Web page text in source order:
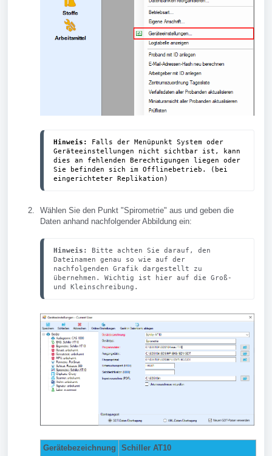
Hinweis:
Falls der Menüpunkt System oder
Geräteeinstellungen nicht sichtbar ist, kann
dies an fehlenden Berechtigungen liegen oder
Sie befinden sich im Offlinebetrieb. (bei
eingerichteter Replikation)
Wählen Sie den Punkt "Spirometrie" aus und geben die
Daten anhand nachfolgender Abbildung ein:
Hinweis:
Bitte achten Sie darauf, den
Dateinamen genau so wie auf der
nachfolgenden Grafik dargestellt zu
übernehmen. Wichtig ist hier auf die Groß-
und Kleinschreibung.
Gerätebezeichnung
Schiller AT10